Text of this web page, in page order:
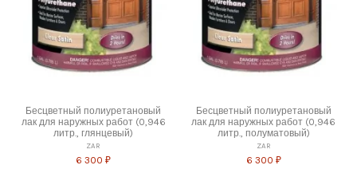
Бесцветный полиуретановый
лак для наружных работ (0,946
литр., глянцевый)
ZAR
6 300 ₽
Бесцветный полиуретановый
лак для наружных работ (0,946
литр., полуматовый)
ZAR
6 300 ₽